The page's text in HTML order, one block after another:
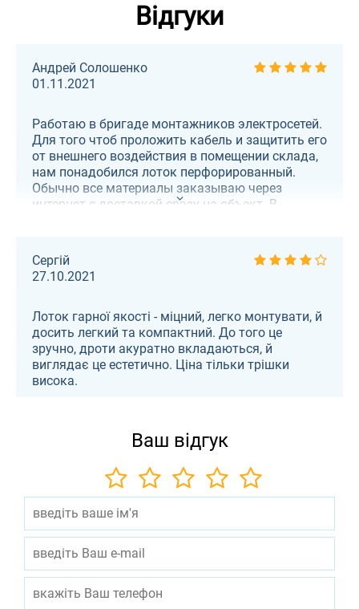
Відгуки
Андрей Солошенко
01.11.2021
Работаю в бригаде монтажников электросетей.
Для того чтоб проложить кабель и защитить его
от внешнего воздействия в помещении склада,
нам понадобился лоток перфорированный.
Обычно все материалы заказываю через
интернет с доставкой сразу на объект. В
устроило. Заказал доставку. Доставили быстро.
Качество действительно хорошее. В
эксплуатации при монтаже, все очень просто.
Сергій
27.10.2021
Лоток гарної якості - міцний, легко монтувати, й
досить легкий та компактний. До того це
зручно, дроти акуратно вкладаються, й
виглядає це естетично. Ціна тільки трішки
висока.
Ваш відгук